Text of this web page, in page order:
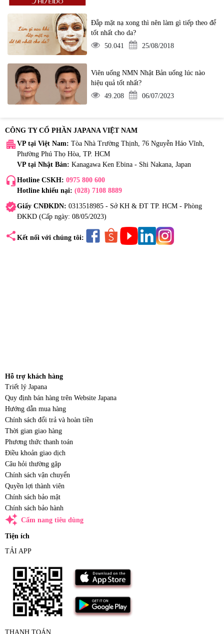
Đắp mặt nạ xong thì nên làm gì tiếp theo để
tốt nhất cho da?
50.041
25/08/2018
Viên uống NMN Nhật Bản uống lúc nào
hiệu quả tốt nhất?
49.208
06/07/2023
CÔNG TY CỔ PHẦN JAPANA VIỆT NAM
apartment VP tại Việt Nam: Tòa Nhà Trường Thịnh, 76 Nguyễn Háo Vĩnh,
Phường Phú Thọ Hòa, TP. HCM
VP tại Nhật Bản: Kanagawa Ken Ebina - Shi Nakana, Japan
headset_mic Hotline CSKH: 0975 800 600
Hotline khiếu nại: (028) 7108 8889
verifiedGiấy CNĐKDN: 0313518985 - Sở KH & ĐT TP. HCM - Phòng
ĐKKD (Cấp ngày: 08/05/2023)
share Kết nối với chúng tôi:
Hỗ trợ khách hàng
Triết lý Japana
Quy định bán hàng trên Website Japana
Hướng dẫn mua hàng
Chính sách đổi trả và hoàn tiền
Thời gian giao hàng
Phương thức thanh toán
Điều khoản giao dịch
Câu hỏi thường gặp
Chính sách vận chuyển
Quyền lợi thành viên
Chính sách bảo mật
Chính sách bảo hành
auto_awesome Cẩm nang tiêu dùng
Tiện ích
TẢI APP
THANH TOÁN